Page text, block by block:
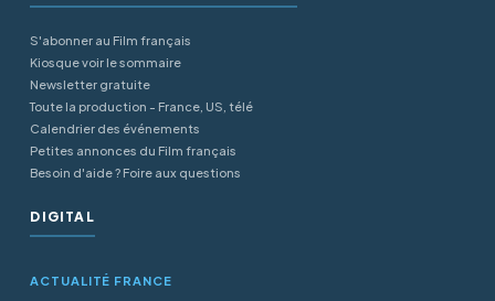
S'abonner au Film français
Kiosque voir le sommaire
Newsletter gratuite
Toute la production - France, US, télé
Calendrier des événements
Petites annonces du Film français
Besoin d'aide ? Foire aux questions
DIGITAL
ACTUALITÉ FRANCE